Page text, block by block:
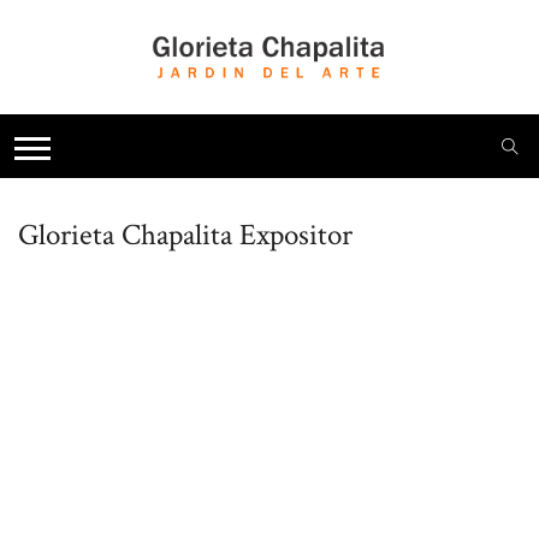
Glorieta ChapalitaExpositor